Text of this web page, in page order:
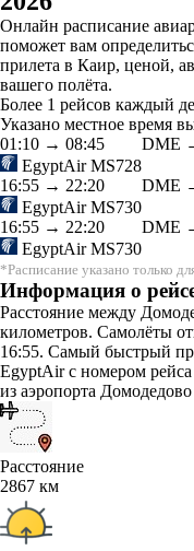
Онлайн расписание
поможет вам
прилета в Каир, ценой,
вашего полёта.
Более 1 рейсов каждый
Указано местное время
01:10 → 08:45
EgyptAirMS728
DME
16:55 → 22:20
EgyptAirMS730
DME
16:55 → 22:20
EgyptAirMS730
DME
*Расписание указано только
Информация о
Расстояние между
километров. Самолёты
16:55. Самый быстрый
EgyptAir с номером
из аэропорта
Расстояние
2867 км